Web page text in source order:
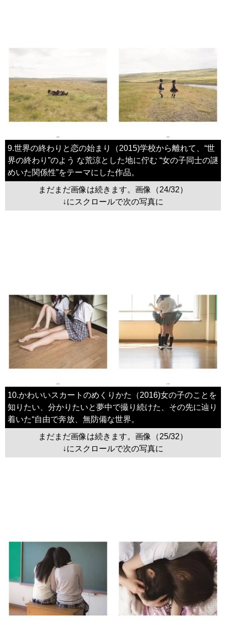
9.世界の終わりと恋の始まり（2015)学校から離れて、“世
界の終わり”のよう な荒涼とした地に佇む “女の子同士の謎
めいた関係性”をテーマにした作品。
まだまだ画像は続きます。画像（24/32）
↓にスクロールで次の写真に
10.かわいいスカートのめくりかた（2016)女の子のことを
知りたい、分かりたいと夢中で撮り続けた、その先に辿り
着いた“自由で奔放、無防備な世界。
まだまだ画像は続きます。画像（25/32）
↓にスクロールで次の写真に